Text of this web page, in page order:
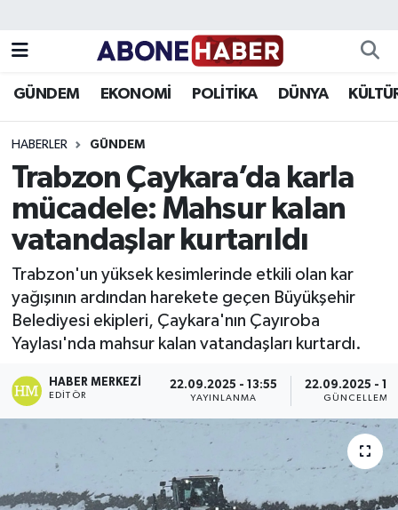
GÜNDEM EKONOMİ POLİTİKA DÜNYA
HABERLER GÜNDEM
Trabzon Çaykara’da karla
mücadele: Mahsur kalan
vatandaşlar kurtarıldı
Trabzon'un yüksek kesimlerinde etkili olan kar
yağışının ardından harekete geçen Büyükşehir
Belediyesi ekipleri, Çaykara'nın Çayıroba
Yaylası'nda mahsur kalan vatandaşları kurtardı.
HABER MERKEZI
EDITÖR
22.09.2025 - 13:55
YAYINLANMA
22.09.2025 -
GÜNCELLEME
Asayiş
Bilim ve Teknoloji
Çevre
Dünya
Eğitim
Genel
Süper Lig Puan Durumu ve Fikstür
Tüm Manşetler
Son Dakika Haberleri
Haber Arşivi